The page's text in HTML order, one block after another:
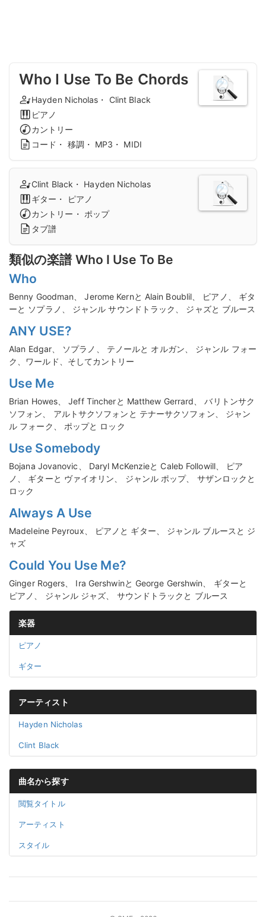
Who I Use To Be Chords
Hayden Nicholas・ Clint Black
ピアノ
カントリー
コード・ 移調・ MP3・ MIDI
Clint Black・ Hayden Nicholas
ギター・ ピアノ
カントリー・ ポップ
タブ譜
類似の楽譜 Who I Use To Be
Who
Benny Goodman、 Jerome Kernと Alain Boublil、 ピアノ、 ギタ
ーと ソプラノ、 ジャンル サウンドトラック、 ジャズと ブルース
ANY USE?
Alan Edgar、 ソプラノ、 テノールと オルガン、 ジャンル フォー
ク、ワールド、そしてカントリー
Use Me
Brian Howes、 Jeff Tincherと Matthew Gerrard、 バリトンサク
ソフォン、 アルトサクソフォンと テナーサクソフォン、 ジャン
ル フォーク、 ポップと ロック
Use Somebody
Bojana Jovanovic、 Daryl McKenzieと Caleb Followill、 ピア
ノ、 ギターと ヴァイオリン、 ジャンル ポップ、 サザンロックと
ロック
Always A Use
Madeleine Peyroux、 ピアノと ギター、 ジャンル ブルースと ジ
ャズ
Could You Use Me?
Ginger Rogers、 Ira Gershwinと George Gershwin、 ギターと
ピアノ、 ジャンル ジャズ、 サウンドトラックと ブルース
楽器
ピアノ
ギター
アーティスト
Hayden Nicholas
Clint Black
曲名から探す
閲覧タイトル
アーティスト
スタイル